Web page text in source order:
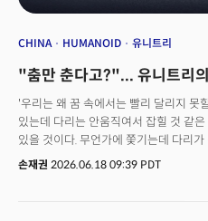
CHINA HUMANOID 유니트리
"춤만 춘다고?"... 유니트리
'우리는 왜 꿈 속에서는 빨리 달리지 못
있는데 다리는 안움직여서 잡힐 것 같
있을 것이다. 무언가에 쫓기는데 다리
허우적대는 악몽이다. 꿈 심리학적으로
손재권 2026.06.18 09:39 PDT